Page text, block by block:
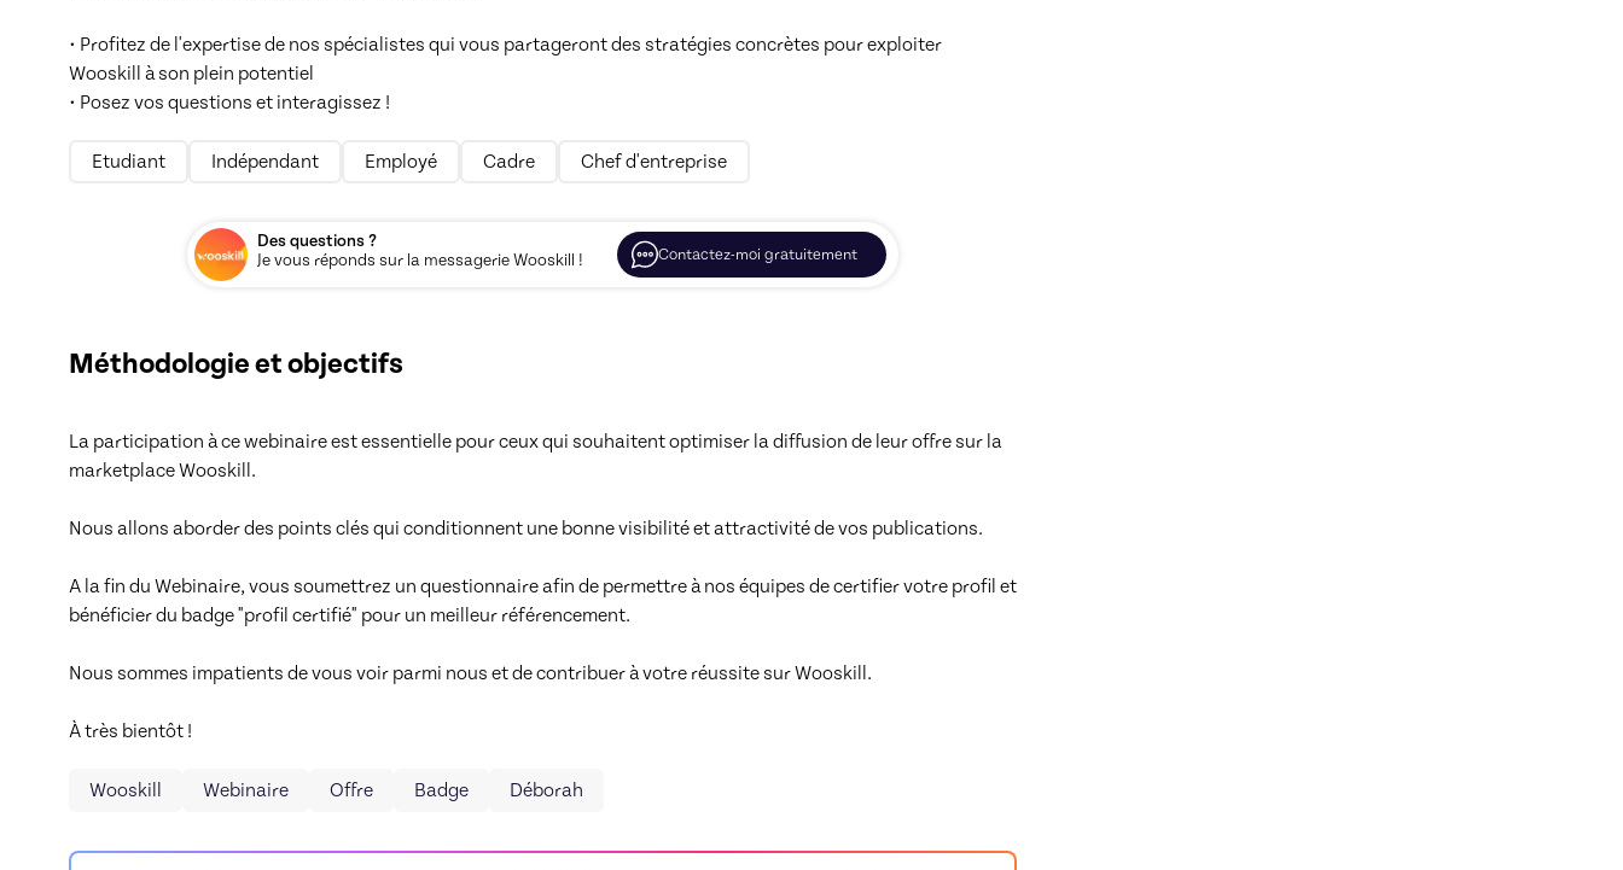
• Profitez de l'expertise de nos spécialistes qui vous partageront des stratégies concrètes pour exploiter
Wooskill à son plein potentiel
• Posez vos questions et interagissez !
Etudiant Indépendant Employé Cadre Chef d'entreprise
Des questions ?
Je vous réponds sur la messagerie Wooskill !
Contactez-moi gratuitement
Méthodologie et objectifs
La participation à ce webinaire est essentielle pour ceux qui souhaitent optimiser la diffusion de leur offre sur la
marketplace Wooskill.
Nous allons aborder des points clés qui conditionnent une bonne visibilité et attractivité de vos publications.
A la fin du Webinaire, vous soumettrez un questionnaire afin de permettre à nos équipes de certifier votre profil et
bénéficier du badge "profil certifié" pour un meilleur référencement.
Nous sommes impatients de vous voir parmi nous et de contribuer à votre réussite sur Wooskill.
À très bientôt !
Wooskill Webinaire Offre Badge Déborah